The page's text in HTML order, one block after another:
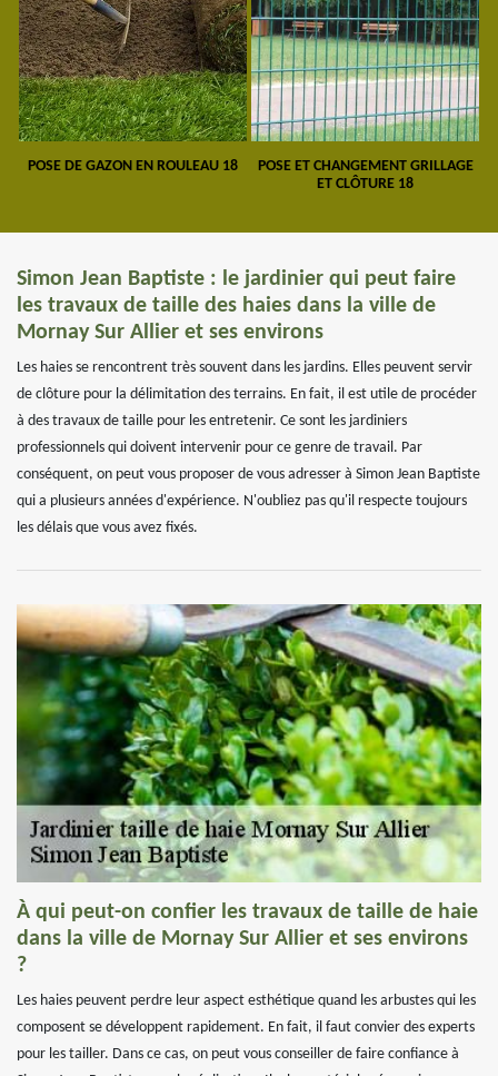
POSE DE GAZON EN ROULEAU 18
POSE ET CHANGEMENT GRILLAGE
ET CLÔTURE 18
Simon Jean Baptiste : le jardinier qui peut faire
les travaux de taille des haies dans la ville de
Mornay Sur Allier et ses environs
Les haies se rencontrent très souvent dans les jardins. Elles peuvent servir
de clôture pour la délimitation des terrains. En fait, il est utile de procéder
à des travaux de taille pour les entretenir. Ce sont les jardiniers
professionnels qui doivent intervenir pour ce genre de travail. Par
conséquent, on peut vous proposer de vous adresser à Simon Jean Baptiste
qui a plusieurs années d'expérience. N'oubliez pas qu'il respecte toujours
les délais que vous avez fixés.
À qui peut-on confier les travaux de taille de haie
dans la ville de Mornay Sur Allier et ses environs
?
Les haies peuvent perdre leur aspect esthétique quand les arbustes qui les
composent se développent rapidement. En fait, il faut convier des experts
pour les tailler. Dans ce cas, on peut vous conseiller de faire confiance à